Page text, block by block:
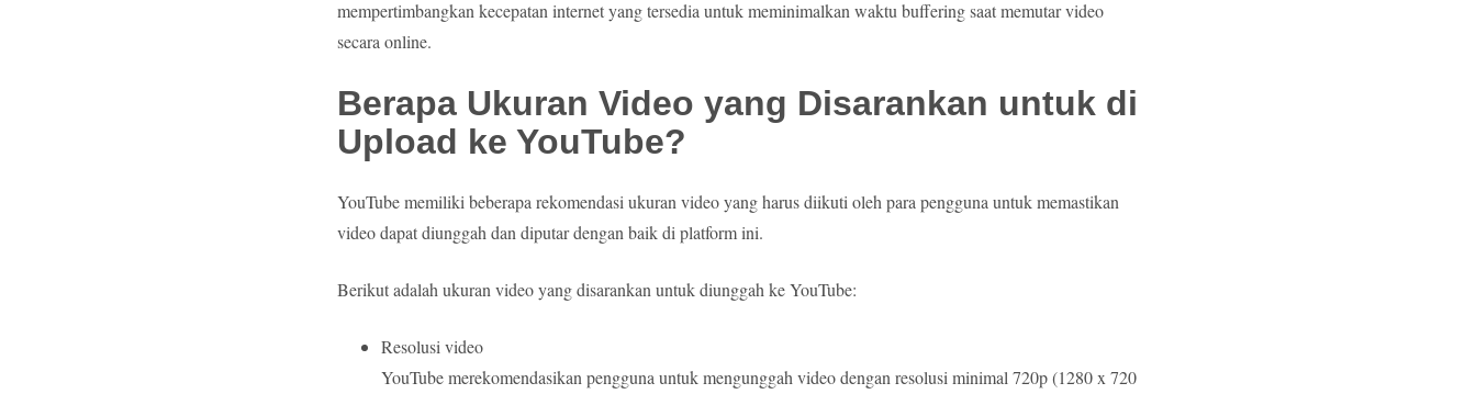
mempertimbangkan kecepatan internet yang tersedia untuk meminimalkan waktu buffering saat memutar video
secara online.
Berapa Ukuran Video yang Disarankan untuk di
Upload ke YouTube?
YouTube memiliki beberapa rekomendasi ukuran video yang harus diikuti oleh para pengguna untuk memastikan
video dapat diunggah dan diputar dengan baik di platform ini.
Berikut adalah ukuran video yang disarankan untuk diunggah ke YouTube:
Resolusi video
YouTube merekomendasikan pengguna untuk mengunggah video dengan resolusi minimal 720p (1280 x 720